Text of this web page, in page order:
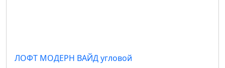
ЛОФТ МОДЕРН ВАЙД угловой